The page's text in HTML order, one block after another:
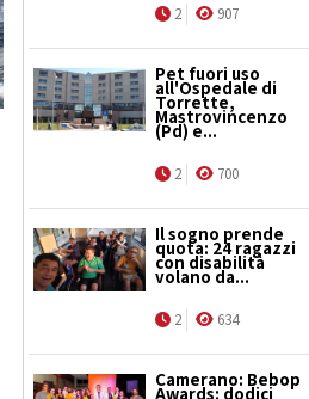
2 907
Pet fuori uso
all'Ospedale di
Torrette,
Mastrovincenzo
(Pd) e...
2 700
Il sogno prende
quota: 24 ragazzi
con disabilità
volano da...
2 634
Camerano: Bebop